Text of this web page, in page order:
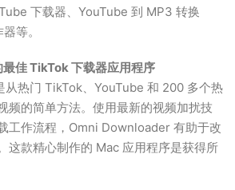
下载器、YouTube 到 MP3 转换
等。
佳 TikTok 下载器应用程序
热门 TikTok、YouTube 和 200 多个热
频的简单方法。使用最新的视频加扰技
工作流程，Omni Downloader 有助于改
这款精心制作的 Mac 应用程序是获得所